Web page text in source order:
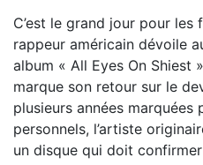
C’est le grand jour pour les
rappeur américain dévoile
album « All Eyes On Shiest
marque son retour sur le
plusieurs années marquées
personnels, l’artiste
un disque qui doit